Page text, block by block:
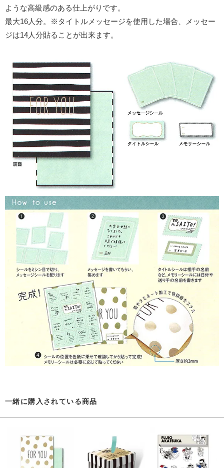
ような高級感のある仕上がりです。
最大16人分。※タイトルメッセージを使用した場合、メッセー
ジは14人分貼ることが出来ます。
一緒に購入されている商品